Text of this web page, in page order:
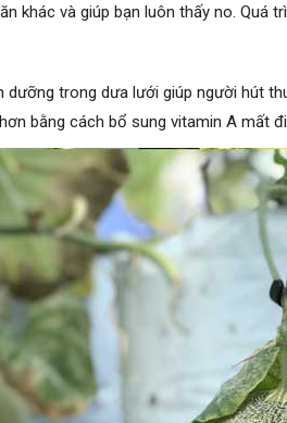
và giúp bạn luôn thấy no. Quá
trong dưa lưới giúp người hút
bằng cách bổ sung vitamin A mất